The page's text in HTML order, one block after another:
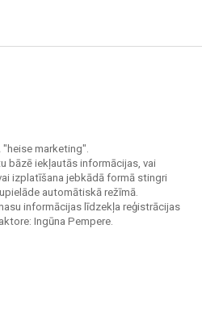
"heise marketing".
bāzē iekļautās informācijas, vai
izplatīšana jebkādā formā stingri
automātiskā režīmā.
informācijas līdzekļa reģistrācijas
Ingūna Pempere.